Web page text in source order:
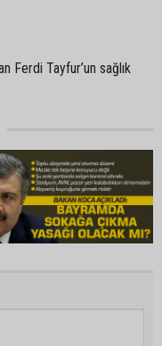
Ferdi Tayfur’un sağlık